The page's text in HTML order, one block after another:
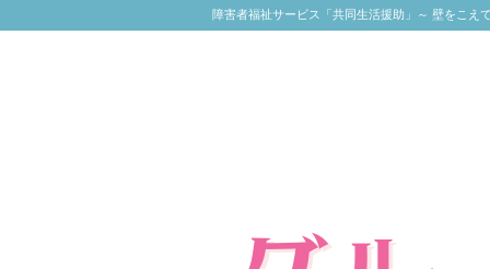
障害者福祉サービス「共同生活援助」～ 壁をこえ